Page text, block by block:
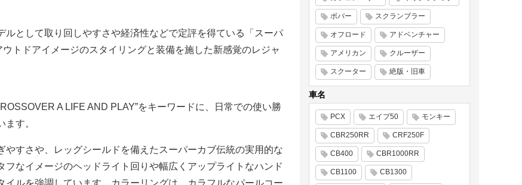
ルとして取り回しやすさや経済性などで定評を得ている「スーパ
トドアイメージのスタイリングと装備を施した新感覚のレジャ
A LIFE AND PLAY”をキーワードに、日常での使い勝
す。
やすさや、レッグシールドを備えたスーパーカブ伝統の実用的な
フなイメージのヘッドライト回りや幅広くアップライトなハンド
イルを強調しています。カラーリングは、カラフルなパールコー
ボバー スクランブラー
オフロード アドベンチャー
アメリカン クルーザー
スクーター 絶版・旧車
車名
PCX エイプ50 モンキー
CBR250RR CRF250F
CB400 CBR1000RR
CB1100 CB1300